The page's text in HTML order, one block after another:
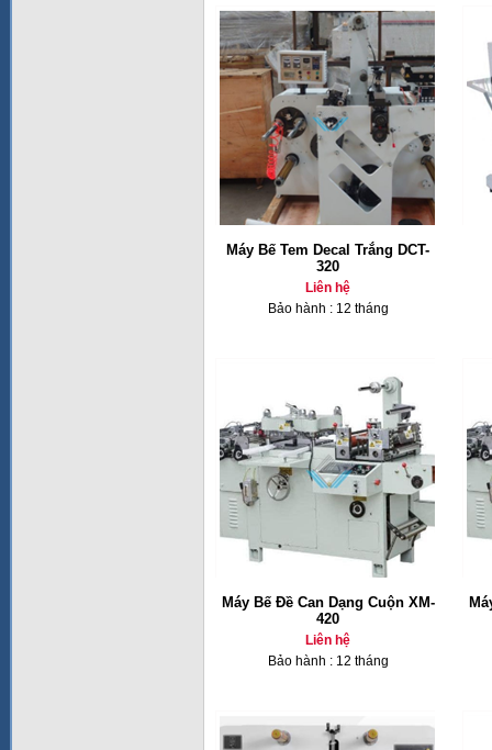
Máy Bế Tem Decal Trắng DCT-
320
Liên hệ
Bảo hành : 12 tháng
Máy Bế Đề Can Dạng Cuộn XM-
420
Liên hệ
Bảo hành : 12 tháng